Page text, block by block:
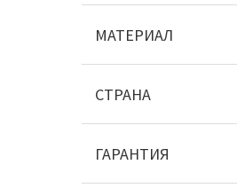
МАТЕРИАЛ
СТРАНА
ГАРАНТИЯ